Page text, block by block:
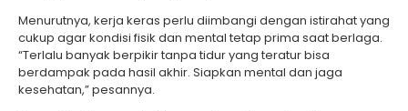
Menurutnya, kerja keras perlu diimbangi dengan istirahat yang
cukup agar kondisi fisik dan mental tetap prima saat berlaga.
“Terlalu banyak berpikir tanpa tidur yang teratur bisa
berdampak pada hasil akhir. Siapkan mental dan jaga
kesehatan,” pesannya.